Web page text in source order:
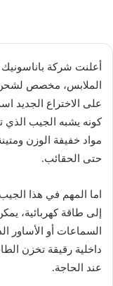
أعلنت شركة
الملابس، مخصص لشحن
كونه يشبه الجيب الذي
مواد خفيفة الوزن
حتى الحقائب.
اما المهم في هذا
إلى طاقة كهربائية،
السماعات أو الأساور
داخلية رقيقة تخزن
عند الحاجة.